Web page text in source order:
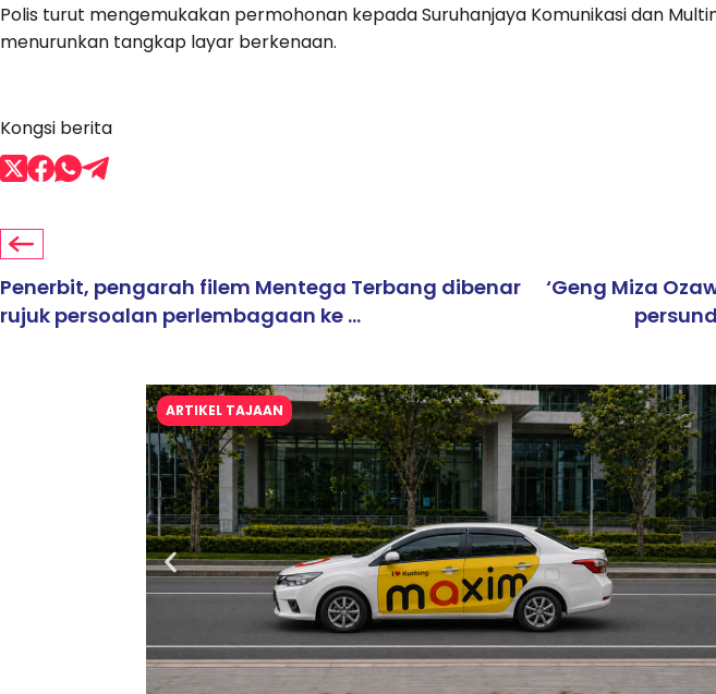
Polis turut mengemukakan permohonan kepada Suruhanjaya Komunikasi dan
menurunkan tangkap layar berkenaan.
Kongsi berita
Penerbit, pengarah filem Mentega Terbang dibenar
rujuk persoalan perlembagaan ke ...
‘Geng Miza
ARTIKEL TAJAAN